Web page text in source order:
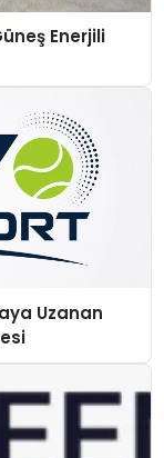
Enerjili
Uzanan